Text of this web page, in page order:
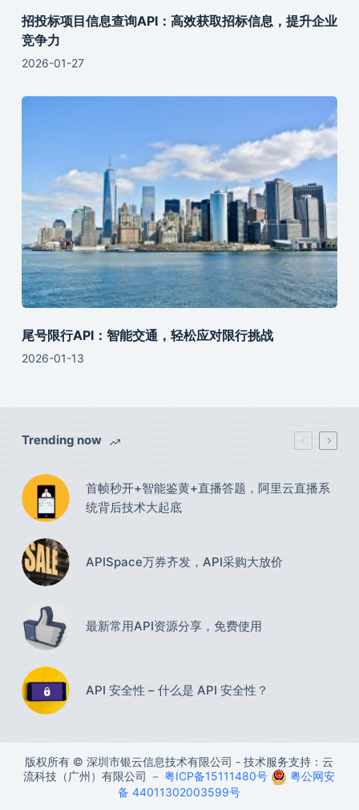
招投标项目信息查询API：高效获取招标信息，提升企业
竞争力
2026-01-27
尾号限行API：智能交通，轻松应对限行挑战
2026-01-13
Trending now
首帧秒开+智能鉴黄+直播答题，阿里云直播系
统背后技术大起底
APISpace万券齐发，API采购大放价
最新常用API资源分享，免费使用​
API 安全性 – 什么是 API 安全性？
版权所有 © 深圳市银云信息技术有限公司 - 技术服务支持：云
流科技（广州）有限公司 －粤ICP备15111480号
粤公网安
备 44011302003599号